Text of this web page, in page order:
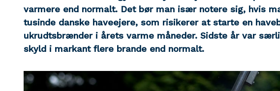
varmere end normalt. Det bør man især notere sig, hvis
tusinde danske haveejere, som risikerer at starte en
ukrudtsbrænder i årets varme måneder. Sidste år var
skyld i markant flere brande end normalt.